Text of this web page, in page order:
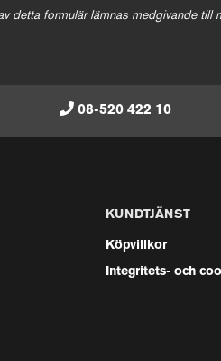
detta formulär lämnas medgivande till
08-520 422 10
KUNDTJÄNST
Köpvillkor
Integritets- och